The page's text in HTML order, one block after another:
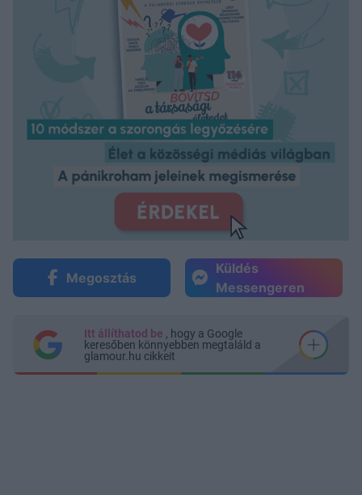
Megosztás
Küldés
Messengeren
Itt állíthatod be , hogy a Google
keresőben könnyebben megtaláld a
glamour.hu cikkeit